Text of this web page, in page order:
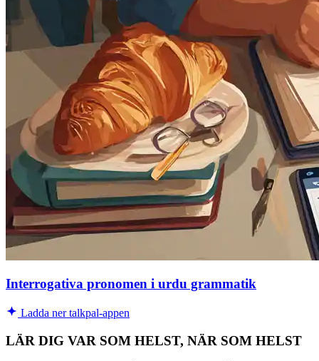
Interrogativa pronomen i urdu grammatik
Ladda ner talkpal-appen
LÄR DIG VAR SOM HELST, NÄR SOM HELST